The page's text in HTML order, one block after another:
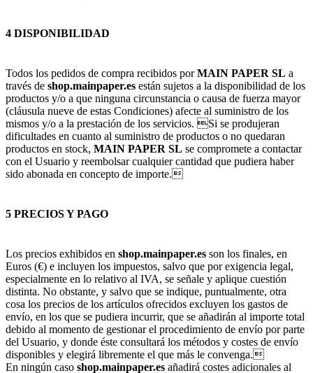
4 DISPONIBILIDAD
Todos los pedidos de compra recibidos porMAIN PAPER SL a
través de shop.mainpaper.es están sujetos a la disponibilidad de los
productos y/o a que ninguna circunstancia o causa de fuerza mayor
(cláusula nueve de estas Condiciones) afecte al suministro de los
mismos y/o a la prestación de los servicios. Si se produjeran
dificultades en cuanto al suministro de productos o no quedaran
productos en stock, MAIN PAPER SL se compromete a contactar
con el Usuario y reembolsar cualquier cantidad que pudiera haber
sido abonada en concepto de importe.
5 PRECIOS Y PAGO
Los precios exhibidos en shop.mainpaper.es son los finales, en
Euros (€) e incluyen los impuestos, salvo que por exigencia legal,
especialmente en lo relativo al IVA, se señale y aplique cuestión
distinta. No obstante, y salvo que se indique, puntualmente, otra
cosa los precios de los artículos ofrecidos excluyen los gastos de
envío, en los que se pudiera incurrir, que se añadirán al importe total
debido al momento de gestionar el procedimiento de envío por parte
del Usuario, y donde éste consultará los métodos y costes de envío
disponibles y elegirá libremente el que más le convenga.
En ningún caso shop.mainpaper.es añadirá costes adicionales al